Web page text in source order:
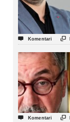
 Komentari 
 Komentari 